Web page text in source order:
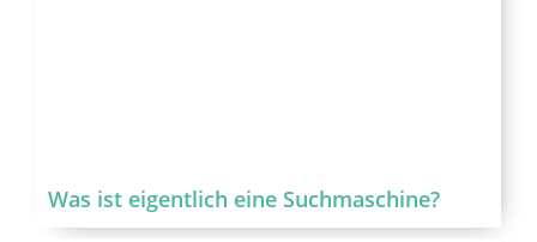
Was ist eigentlich eine Suchmaschine?